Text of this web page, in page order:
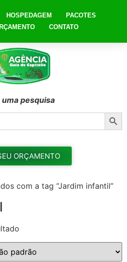
HOSPEDAGEM
PACOTES
CONTATO
uma pesquisa
ORÇAMENTO
com a tag “Jardim infantil”